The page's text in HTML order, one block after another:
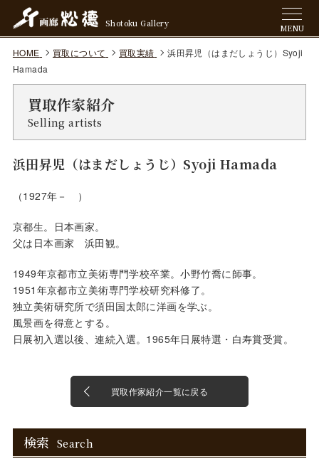
Shotoku Gallery MENU
HOME 買取について 買取実績
浜田昇児（はまだしょうじ）Syoji
Hamada
買取作家紹介
Selling artists
浜田昇児（はまだしょうじ）Syoji Hamada
（1927年－ ）
京都生。日本画家。
父は日本画家 浜田観。
1949年京都市立美術専門学校卒業。小野竹喬に師事。
1951年京都市立美術専門学校研究科修了。
独立美術研究所で須田国太郎に洋画を学ぶ。
風景画を得意とする。
日展初入選以後、連続入選。1965年日展特選・白寿賞受賞。
買取作家紹介一覧に戻る
検索 Search